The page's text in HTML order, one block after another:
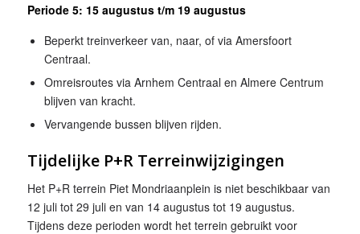
Periode 5: 15 augustus t/m 19 augustus
Beperkt treinverkeer van, naar, of via Amersfoort
Centraal.
Omreisroutes via Arnhem Centraal en Almere Centrum
blijven van kracht.
Vervangende bussen blijven rijden.
Tijdelijke P+R Terreinwijzigingen
Het P+R terrein Piet Mondriaanplein is niet beschikbaar van
12 juli tot 29 juli en van 14 augustus tot 19 augustus.
Tijdens deze perioden wordt het terrein gebruikt voor